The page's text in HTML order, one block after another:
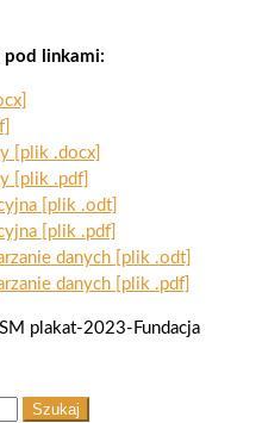
pod linkami:
[plik .docx]
[plik .pdf]
[plik .odt]
[plik .pdf]
danych [plik .odt]
danych [plik .pdf]